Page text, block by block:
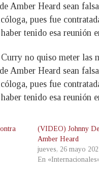
Amber Heard sean
pues fue
tenido esa
no quiso meter
Amber Heard sean
pues fue
tenido esa
(VIDEO) Johnny
Amber Heard
jueves, 26 mayo
En